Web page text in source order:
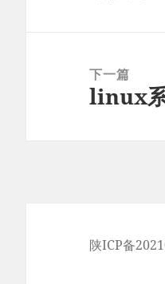
下一篇
下
linux
陕ICP备